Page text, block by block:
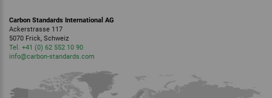
Carbon Standards International AG
Ackerstrasse 117
5070 Frick, Schweiz
Tel. +41 (0) 62 552 10 90
info@carbon-standards.com